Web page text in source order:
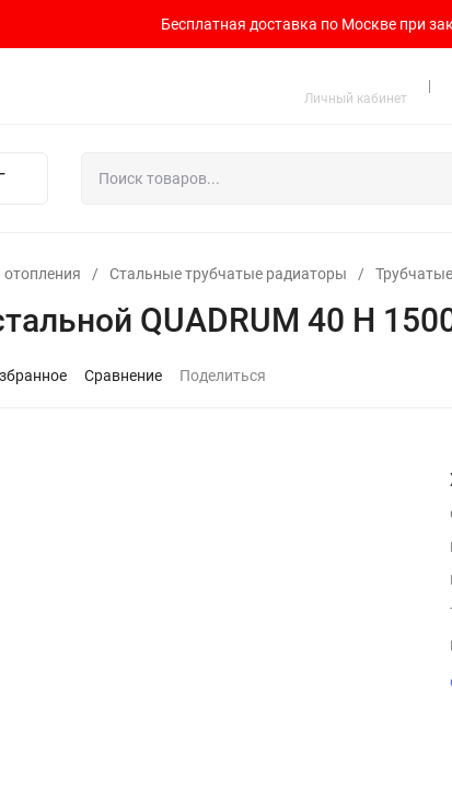
Бесплатная доставка по Москве при
Личный кабинет
/ Стальные трубчатые радиаторы /
QUADRUM 40 H
Сравнение Поделиться